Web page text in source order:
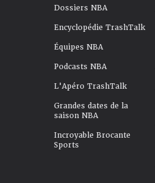
Dossiers NBA
Encyclopédie TrashTalk
Équipes NBA
Podcasts NBA
L'Apéro TrashTalk
Grandes dates de la
saison NBA
Incroyable Brocante
Sports